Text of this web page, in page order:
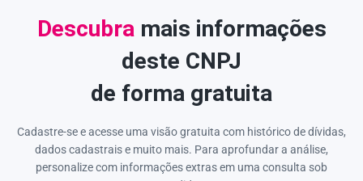
Descubra mais informações
deste CNPJ
de forma gratuita
Cadastre-se e acesse uma visão gratuita com histórico de dívidas,
dados cadastrais e muito mais. Para aprofundar a análise,
personalize com informações extras em uma consulta sob